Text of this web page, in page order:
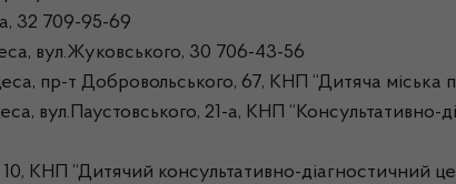
32 709-95-69
вул.Жуковського, 30 706-43-56
т Добровольського, 67, КНП “Дитяча міська
21-а, КНП “Консультативно-
КНП “Дитячий консультативно-діагностичний